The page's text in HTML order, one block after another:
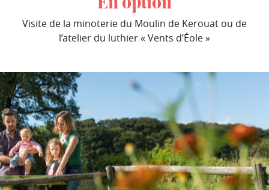
Visite de la minoterie du Moulin de Kerouat ou de
l’atelier du luthier « Vents d’Éole »